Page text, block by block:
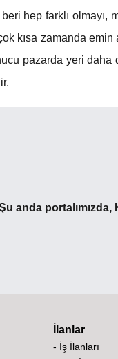
hep farklı
kısa zamanda
pazarda yeri
anda
İlanlar
- İş İlanları